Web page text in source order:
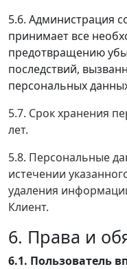
5.6. Администрация
принимает все
предотвращению
последствий,
персональных
5.7. Срок хранения
лет.
5.8. Персональные
истечении
удаления
Клиент.
6. Права и
6.1. Пользователь